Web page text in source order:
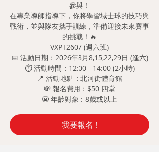
參與！
在專業導師指導下，你將學習域士球的技巧與
戰術，並與隊友攜手訓練，準備迎接未來賽事
的挑戰！🔥
VXPT2607 (週六班)
📅 活動日期：2026年8月8,15,22,29日 (逢六)
⏱️ 活動時間：12:00 - 14:00 (2小時)
📍 活動地點：北河街體育館
💸 報名費用：$50 四堂
😬 年齡對象：8歲或以上
我要報名 !